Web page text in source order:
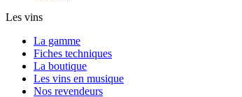
Les vins
La gamme
Fiches techniques
La boutique
Les vins en musique
Nos revendeurs